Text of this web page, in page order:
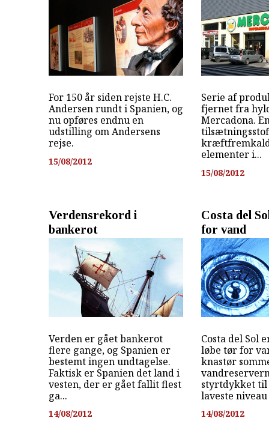
For 150 år siden rejste H.C.
Andersen rundt i Spanien, og
nu opføres endnu en
udstilling om Andersens
rejse.
15/08/2012
Serie af
fjernet fra
Mercadona.
elementer i...
15/08/2012
Verdensrekord i
bankerot
Verden er gået bankerot
flere gange, og Spanien er
bestemt ingen undtagelse.
Faktisk er Spanien det land i
vesten, der er gået fallit flest
ga...
14/08/2012
Costa del
for vand
Costa del Sol
løbe tør for
knastør
styrtdykket
laveste
14/08/2012